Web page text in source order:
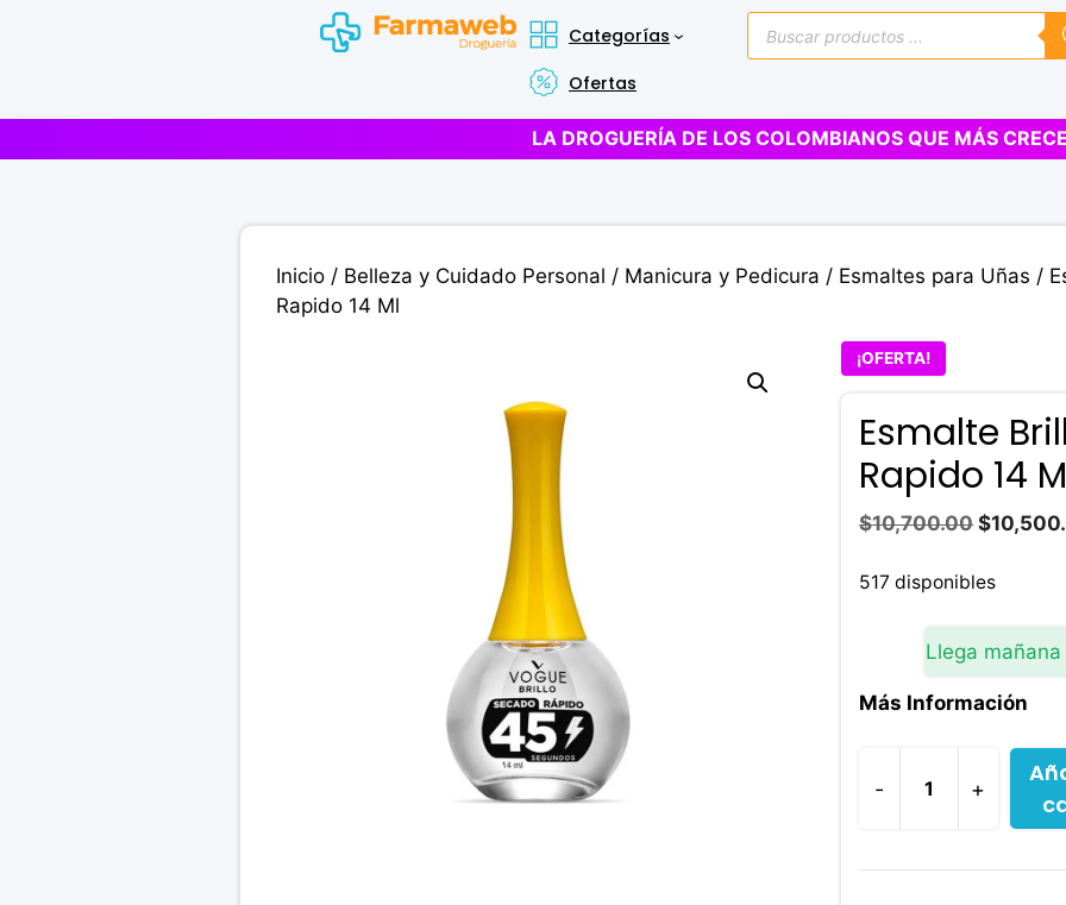
Categorías
Ofertas
Búsqueda
de
productos
LA DROGUERÍA DE LOS COLOMBIANOS QUE MÁS CRECE
Inicio/ Belleza y Cuidado Personal / Manicura y Pedicura / Esmaltes para Uñas /
Rapido 14 Ml
¡OFERTA!
Esmalte
Rapido 14
$10,700.00El
original
$
517 disponibles
Llega
Más Información
-
Esmalte
Brillo
Secado
+